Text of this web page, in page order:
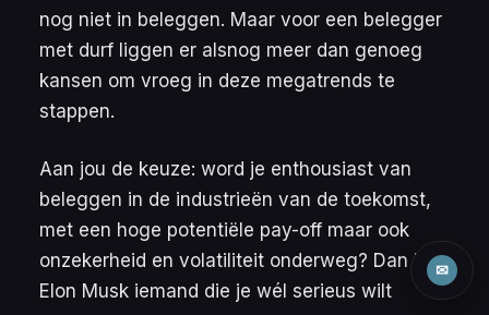
nog niet in beleggen. Maar voor een belegger
met durf liggen er alsnog meer dan genoeg
kansen om vroeg in deze megatrends te
stappen.
Aan jou de keuze: word je enthousiast van
beleggen in de industrieën van de toekomst,
met een hoge potentiële pay-off maar ook
onzekerheid en volatiliteit onderweg? Dan is
Elon Musk iemand die je wél serieus wilt
✉